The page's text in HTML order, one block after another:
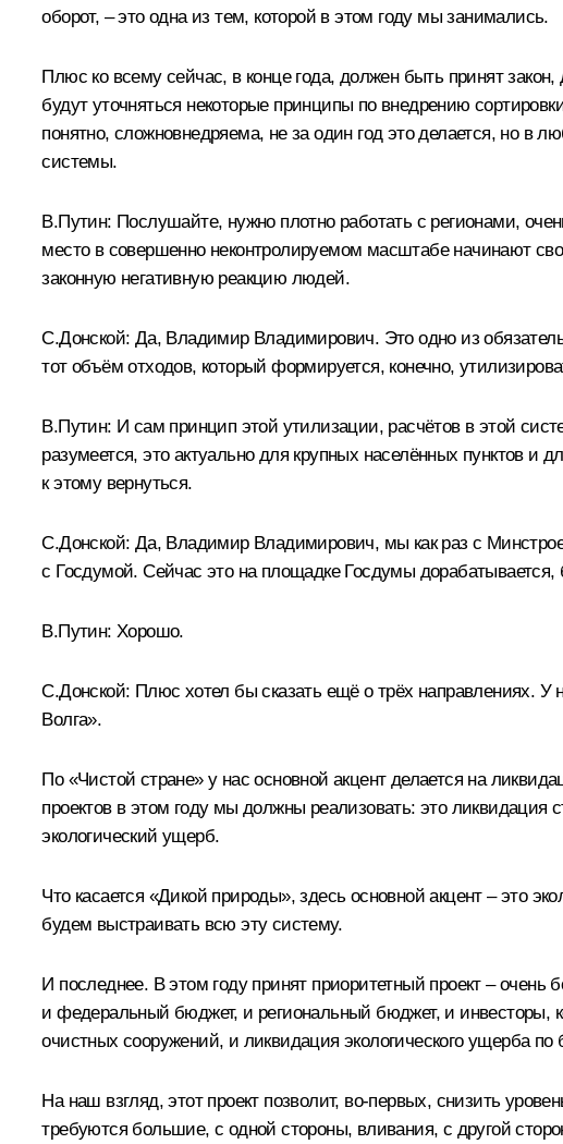
оборот, – это одна из тем, которой в этом году мы занимались.
Плюс ко всему сейчас, в конце года, должен быть принят
будут уточняться некоторые принципы по внедрению
понятно, сложновнедряема, не за один год это делается, но в
системы.
В.Путин: Послушайте, нужно плотно работать с регионами,
место в совершенно неконтролируемом масштабе начинают
законную негативную реакцию людей.
С.Донской: Да, Владимир Владимирович. Это одно из
тот объём отходов, который формируется, конечно,
В.Путин: И сам принцип этой утилизации, расчётов в этой
разумеется, это актуально для крупных населённых пунктов и
к этому вернуться.
С.Донской: Да, Владимир Владимирович, мы как раз с
с Госдумой. Сейчас это на площадке Госдумы дорабатывается,
В.Путин: Хорошо.
С.Донской: Плюс хотел бы сказать ещё о трёх направлениях. У
Волга».
По «Чистой стране» у нас основной акцент делается на
проектов в этом году мы должны реализовать: это ликвидация
экологический ущерб.
Что касается «Дикой природы», здесь основной акцент – это
будем выстраивать всю эту систему.
И последнее. В этом году принят приоритетный проект –
и федеральный бюджет, и региональный бюджет, и инвесторы,
очистных сооружений, и ликвидация экологического ущерба
На наш взгляд, этот проект позволит, во-первых, снизить
требуются большие, с одной стороны, вливания, с другой